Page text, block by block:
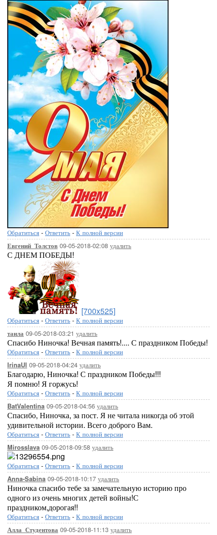
Обратиться - Ответить - К полной версии
Евгений_Толстов 09-05-2018-02:08 удалить
С ДНЕМ ПОБЕДЫ!
[700x525]
Обратиться - Ответить - К полной версии
таила 09-05-2018-03:21 удалить
Спасибо Ниночка! Вечная память!.... С праздником Победы!
Обратиться - Ответить - К полной версии
IrinaUl 09-05-2018-04:24 удалить
Благодарю, Ниночка! С праздником Победы!!!
Я помню! Я горжусь!
Обратиться - Ответить - К полной версии
BatValentina 09-05-2018-04:56 удалить
Спасибо, Ниночка, за пост. Я не читала никогда об этой
удивительной истории. Всего доброго Вам.
Обратиться - Ответить - К полной версии
Mirosslava 09-05-2018-09:58 удалить
Обратиться - Ответить - К полной версии
Anna-Sabina 09-05-2018-10:17 удалить
Ниночка спасибо тебе за замечательную историю про
одного из очень многих детей войны!С
праздником,дорогая!!
Обратиться - Ответить - К полной версии
Алла_Студентова 09-05-2018-11:13 удалить